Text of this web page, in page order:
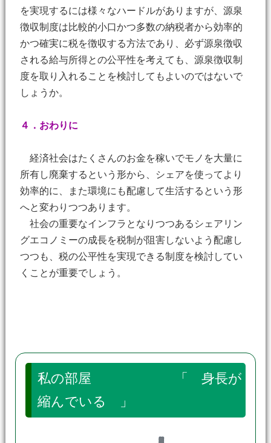
を実現するには様々なハードルがありますが、源泉
徴収制度は比較的小口かつ多数の納税者から効率的
かつ確実に税を徴収する方法であり、必ず源泉徴収
される給与所得との公平性を考えても、源泉徴収制
度を取り入れることを検討してもよいのではないで
しょうか。
４．おわりに
経済社会はたくさんのお金を稼いでモノを大量に
所有し廃棄するという形から、シェアを使ってより
効率的に、また環境にも配慮して生活するという形
へと変わりつつあります。
社会の重要なインフラとなりつつあるシェアリン
グエコノミーの成長を税制が阻害しないよう配慮し
つつも、税の公平性を実現できる制度を検討してい
くことが重要でしょう。
私の部屋 「 身長が
縮んでいる 」